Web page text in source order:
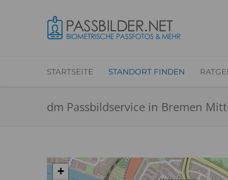
STARTSEITE STANDORT FINDEN
dm Passbildservice in Bremen
+